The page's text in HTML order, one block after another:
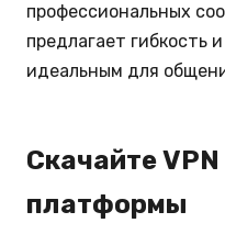
профессиональных
предлагает гибкость
идеальным для
Скачайте
платформы